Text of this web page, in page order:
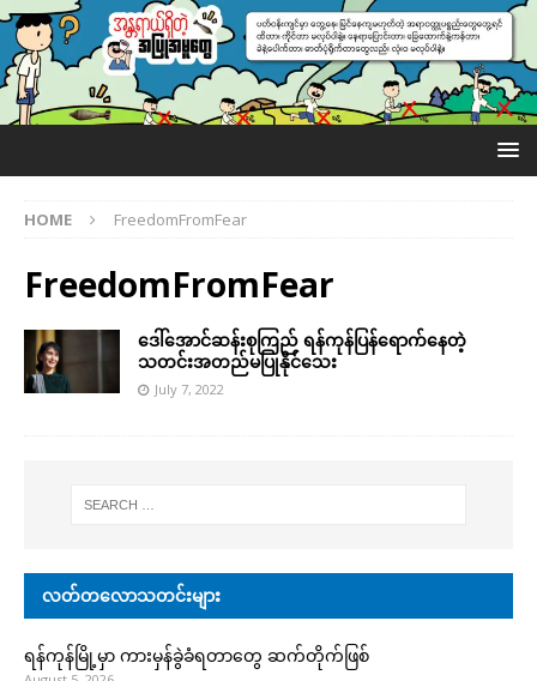
HOME FreedomFromFear
FreedomFromFear
ဒေါ်အောင်ဆန်းစုကြည် ရန်ကုန်ပြန်ရောက်နေတဲ့
သတင်းအတည်မပြုနိုင်သေး
July 7, 2022
လတ်တလောသတင်းများ
ရန်ကုန်မြို့မှာ ကားမှန်ခွဲခံရတာတွေ ဆက်တိုက်ဖြစ်